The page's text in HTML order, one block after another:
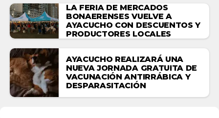
LA FERIA DE MERCADOS
BONAERENSES VUELVE A
AYACUCHO CON DESCUENTOS Y
PRODUCTORES LOCALES
AYACUCHO REALIZARÁ UNA
NUEVA JORNADA GRATUITA DE
VACUNACIÓN ANTIRRÁBICA Y
DESPARASITACIÓN